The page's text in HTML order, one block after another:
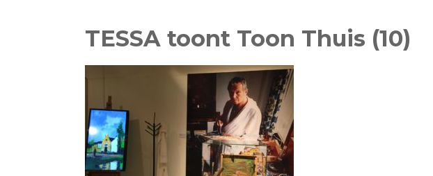
TESSA toont Toon Thuis (10)